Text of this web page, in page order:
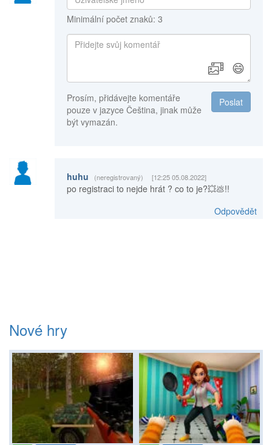
Minimální počet znaků: 3
😄
Poslat
Prosím, přidávejte komentáře
pouze v jazyce Čeština, jinak může
být vymazán.
huhu (neregistrovaný) [12:25 05.08.2022]
po registraci to nejde hrát ? co to je?💥💩!!
Odpovědět
Nové hry